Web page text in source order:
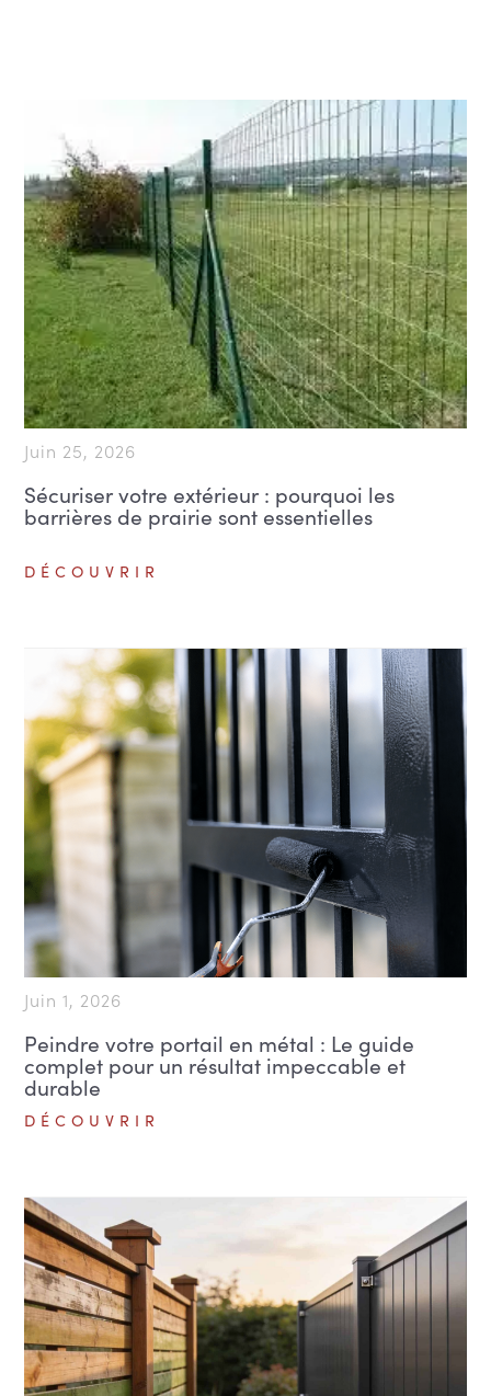
Juin 25, 2026
Sécuriser votre extérieur : pourquoi les
barrières de prairie sont essentielles
DÉCOUVRIR
Juin 1, 2026
Peindre votre portail en métal : Le guide
complet pour un résultat impeccable et
durable
DÉCOUVRIR